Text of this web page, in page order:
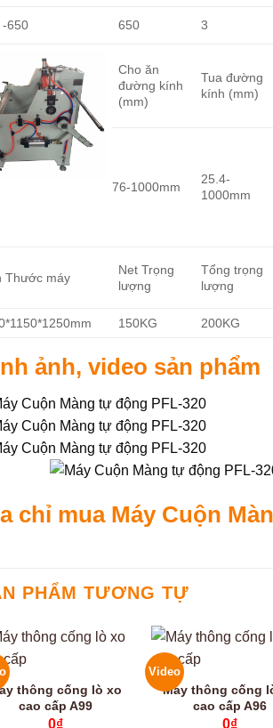
-650 650 3
Cho ăn
đường kính
(mm)
Tua đường
kính (mm)
76-1000mm
25.4-
1000mm
Thước máy
Net Trọng
lượng
Tổng trọng
lượng
150KG 200KG
ảnh, video sản phẩm
chỉ mua Máy Cuộn
PHẨM TƯƠNG TỰ
thông cống lò xo
cao cấp A99
0₫
Video
Máy thông cống
cao cấp A96
0₫